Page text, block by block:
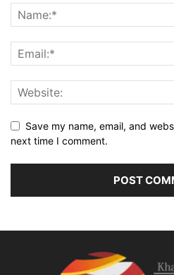
Save my name, email, and
next time I comment.